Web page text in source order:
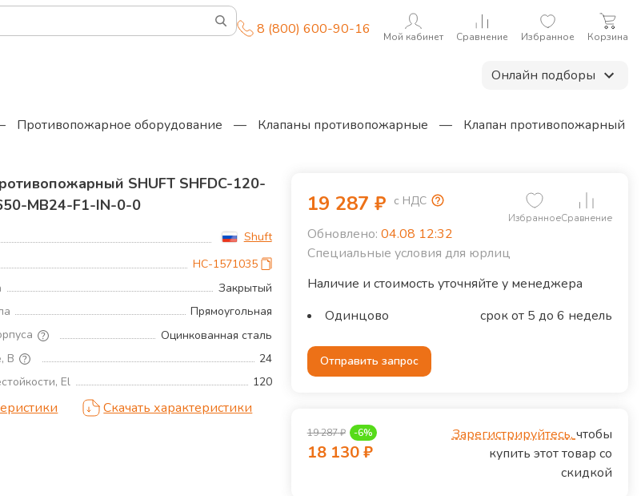
8 (800) 600-90-16 Мой кабинет Сравнение Избранное Корзина
Онлайн подборы
Противопожарное оборудование — Клапаны противопожарные —
Клапан противопожарный
SHUFT SHFDC-120-
MB24-F1-IN-0-0
Shuft
НС-1571035
Закрытый
Прямоугольная
Оцинкованная сталь
В
24
El
120
Скачать характеристики
19 287 ₽ с НДС
ИзбранноеСравнение
Обновлено: 04.08 12:32
Специальные условия для юрлиц
Наличие и стоимость уточняйте у менеджера
Одинцово
срок от 5 до 6 недель
Отправить запрос
19 287₽ -6%
18 130₽
Зарегистрируйтесь,чтобы
купить этот товар со
скидкой